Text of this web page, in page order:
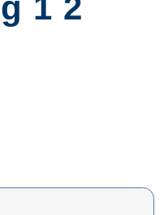
1 2